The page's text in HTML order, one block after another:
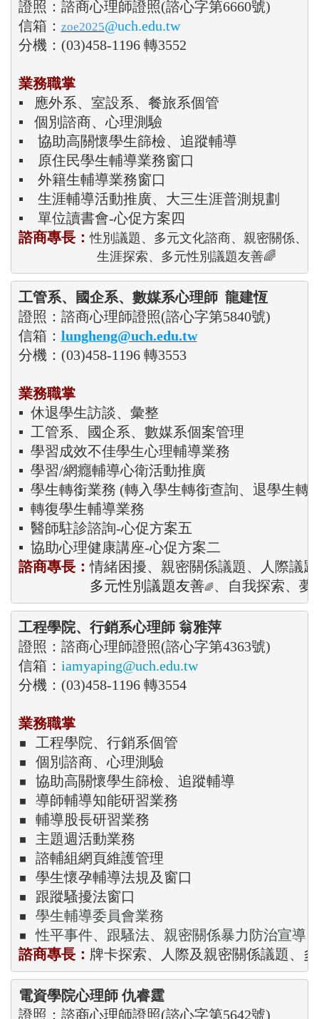
證照： 諮商心理師證照(諮心字第6660號)
信箱： zoe2025@uch.edu.tw
分機：(03)458-1196 轉3552
業務職掌
▪   應外系、室設系、餐旅系個管
▪   個別諮商、心理測驗
▪    協助高關懷學生篩檢、追蹤輔導
▪    原住民學生輔導業務窗口
▪    外籍生輔導業務窗口
▪    生涯輔導活動推廣、大三生涯普測規劃
諮商專長：性別議題、多元文化諮商、親密關係、
生涯探索、多元性別議題友善🌈
工管系、國企系、數媒系心理師  龍建恆
證照：諮商心理師證照(諮心字第5840號)
信箱： lungheng@uch.edu.tw
分機：(03)458-1196 轉3553
業務職掌
▪  休退學生訪談、彙整
▪  工管系、國企系、數媒系個案管理
▪  學習成效不佳學生心理輔導業務
▪  學習/網癮輔導心衛活動推廣
▪  學生轉銜業務 (轉入學生轉銜查詢、退學生轉
▪  轉復學生輔導業務
▪  醫師駐診諮詢-心促方案五
▪  協助心理健康講座-心促方案二
諮商專長：情緒困擾、親密關係議題、人際議
多元性別議題友善🌈、自我探索、夢
工程學院、行銷系心理師 翁雅萍
證照：諮商心理師證照(諮心字第4363號)
信箱： iamyaping@uch.edu.tw
分機：(03)458-1196 轉3554
業務職掌
▪ 工程學院、行銷系個管
▪
▪ 協助高關懷學生篩檢、追蹤輔導
▪ 導師輔導知能研習業務
▪
▪ 主題週活動業務
▪
▪ 學生懷孕輔導法規及窗口
▪
▪
▪
諮商專長： 牌卡探索、人際及親密關係議題、
電資學院心理師 仇睿霆
證照：諮商心理師證照(諮心字第5642號)